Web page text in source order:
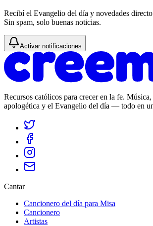
Recibí el Evangelio del día y novedades
Sin spam, solo buenas noticias.
Activar notificaciones
Recursos católicos para crecer en la fe. Música,
apologética y el Evangelio del día — todo en
Cantar
Cancionero del día para Misa
Cancionero
Artistas